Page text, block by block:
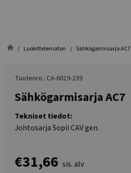
Luokittelematon Sähkögarmisarja AC7
Tuotenro.: CA-6019-239
Sähkögarmisarja AC7
Tekniset tiedot:
Johtosarja Sopii CAV gen.
€31,66 sis. alv